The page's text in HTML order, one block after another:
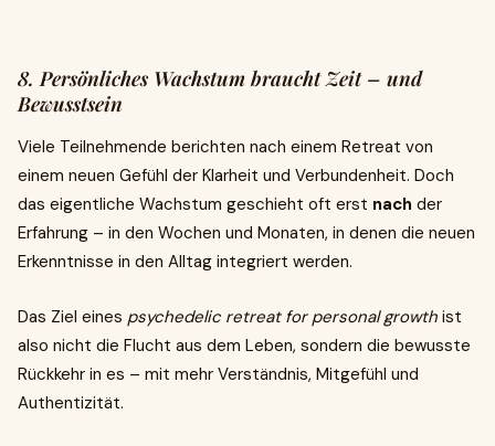
8. Persönliches Wachstum braucht Zeit – und
Bewusstsein
Viele Teilnehmende berichten nach einem Retreat von
einem neuen Gefühl der Klarheit und Verbundenheit. Doch
das eigentliche Wachstum geschieht oft erst nach der
Erfahrung – in den Wochen und Monaten, in denen die neuen
Erkenntnisse in den Alltag integriert werden.
Das Ziel eines psychedelic retreat for personal growth ist
also nicht die Flucht aus dem Leben, sondern die bewusste
Rückkehr in es – mit mehr Verständnis, Mitgefühl und
Authentizität.